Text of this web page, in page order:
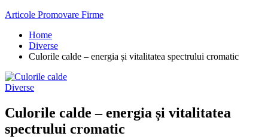
Articole Promovare Firme
Home
Diverse
Culorile calde – energia și vitalitatea spectrului cromatic
Diverse
Culorile calde – energia și vitalitatea
spectrului cromatic